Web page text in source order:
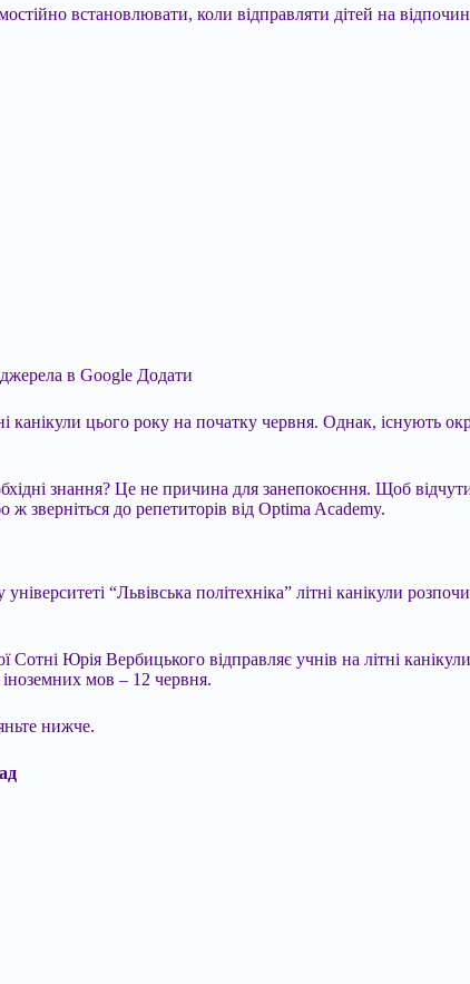
встановлювати, коли відправляти дітей на
в Google Додати
канікули цього року на початку червня. Однак, існують
знання? Це не причина для занепокоєння. Щоб
зверніться до репетиторів від Optima Academy.
“Львівська політехніка” літні канікули
Юрія Вербицького відправляє учнів на літні
мов – 12 червня.
нижче.